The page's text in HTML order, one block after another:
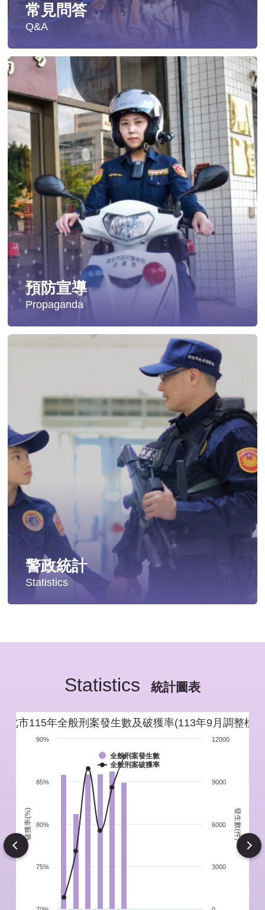
常見問答
Q&A
遭受性侵害時，可向哪些單位求助？
發生性侵害案件後，我可以請社工陪同嗎?
發生性侵害案件後，我需要去驗傷嗎?
遇到性騷擾案件之處理？
當你遭受到家庭暴力時該如何處理？
如何執行家庭暴力加害人訪查、訪查對象及期間為何?
預防宣導
Propaganda
影音專區
交通安全
警政統計
Statistics
新北市重要警政統計指標
警政性別統計
警政統計通報
警政統計懶人包
Statistics 統計圖表
破獲率(%) 發生數(件)
北市115年全般刑案發生數及破獲率(113年9月調整標
全般刑案發生數
全般刑案破獲率
75%
80%
85%
90%
3000
6000
9000
12000